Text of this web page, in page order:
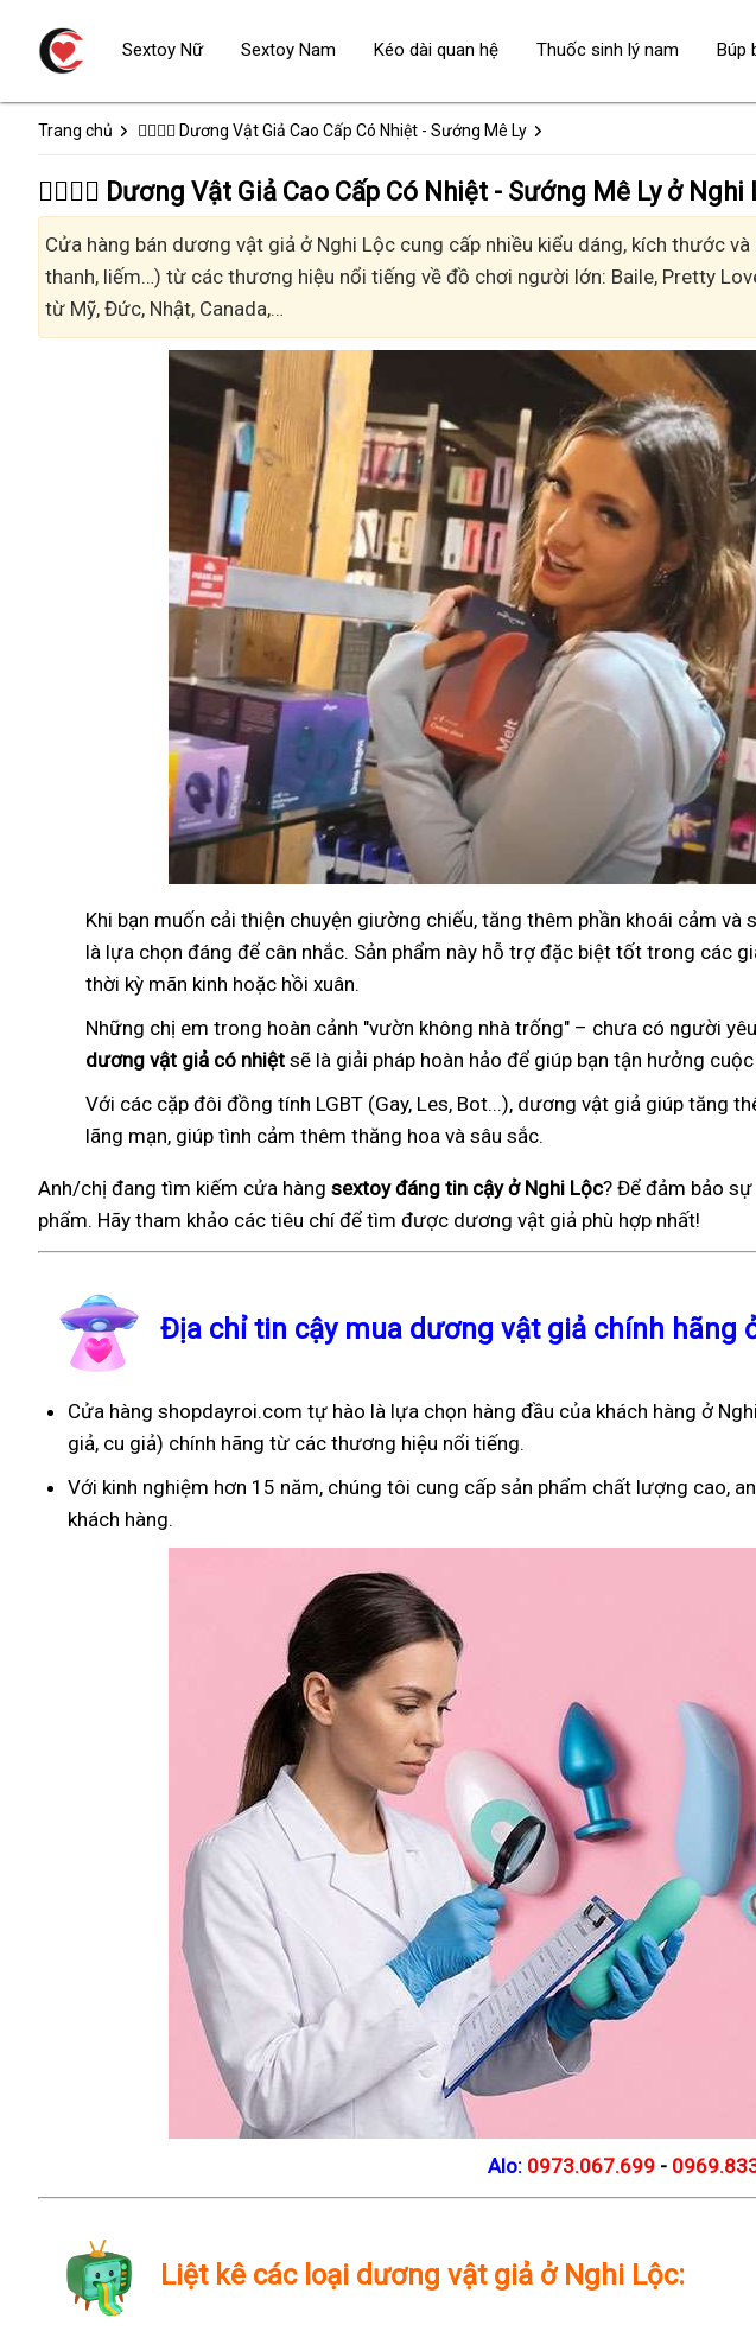
Trang chủ 👩‍❤️‍💋‍👨 Dương Vật Giả Cao Cấp Có Nhiệt - Sướng Mê Ly
👩‍❤️‍💋‍👨 Dương Vật Giả Cao Cấp Có Nhiệt - Sướng Mê Ly ở
Cửa hàng bán dương vật giả ở Nghi Lộc cung cấp nhiều kiểu dáng, kích thước
thanh, liếm…) từ các thương hiệu nổi tiếng về đồ chơi người lớn: Baile, Pretty
từ Mỹ, Đức, Nhật, Canada,…
Khi bạn muốn cải thiện chuyện giường chiếu, tăng thêm phần khoái cảm
là lựa chọn đáng để cân nhắc. Sản phẩm này hỗ trợ đặc biệt tốt trong các
thời kỳ mãn kinh hoặc hồi xuân.
Những chị em trong hoàn cảnh "vườn không nhà trống" – chưa có người
dương vật giả có nhiệt sẽ là giải pháp hoàn hảo để giúp bạn tận hưởng
Với các cặp đôi đồng tính LGBT (Gay, Les, Bot...), dương vật giả giúp tăng
lãng mạn, giúp tình cảm thêm thăng hoa và sâu sắc.
Anh/chị đang tìm kiếm cửa hàng sextoy đáng tin cậy ở Nghi Lộc? Để đảm bảo
phẩm. Hãy tham khảo các tiêu chí để tìm được dương vật giả phù hợp nhất!
Địa chỉ tin cậy mua dương vật giả chính hãng
Cửa hàng shopdayroi.com tự hào là lựa chọn hàng đầu của khách hàng ở
giả, cu giả) chính hãng từ các thương hiệu nổi tiếng.
Với kinh nghiệm hơn 15 năm, chúng tôi cung cấp sản phẩm chất lượng cao,
khách hàng.
Alo: 0973.067.699 -
Liệt kê các loại dương vật giả ở Nghi Lộc:
Sextoy Nữ Sextoy Nam Kéo dài quan hệ Thuốc sinh lý nam Búp